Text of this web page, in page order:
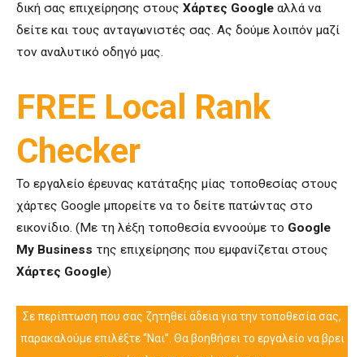
δική σας επιχείρησης στους Χάρτες Google αλλά να
δείτε και τους ανταγωνιστές σας. Ας δούμε λοιπόν μαζί
τον αναλυτικό οδηγό μας.
FREE Local Rank
Checker
Το εργαλείο έρευνας κατάταξης μίας τοποθεσίας στους
χάρτες Google μπορείτε να το δείτε πατώντας στο
εικονίδιο. (Με τη λέξη τοποθεσία εννοούμε το Google
My Business της επιχείρησης που εμφανίζεται στους
Χάρτες Google)
Σε περίπτωση που σας ζητηθεί άδεια για την τοποθεσία σας,
παρακαλούμε επιλέξτε “Ναι”. Θα βοηθήσει το εργαλείο να βρει